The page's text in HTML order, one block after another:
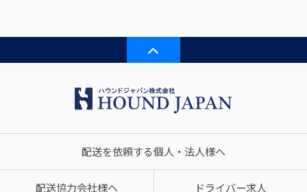
配送を依頼する個人・法人様へ
配送協力会社様へ ドライバー求人